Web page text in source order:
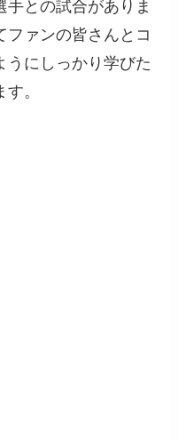
手との試合がありま
ファンの皆さんとコ
うにしっかり学びた
。